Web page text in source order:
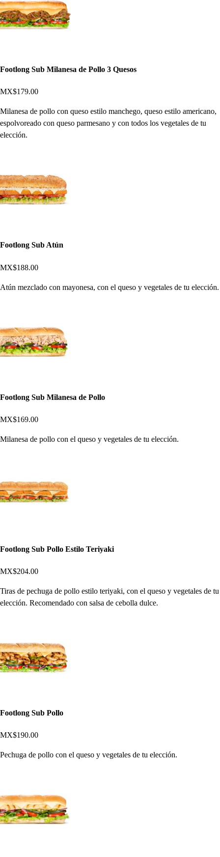
Footlong Sub Milanesa de Pollo 3 Quesos
MX$179.00
Milanesa de pollo con queso estilo manchego, queso estilo americano,
espolvoreado con queso parmesano y con todos los vegetales de tu
elección.
Footlong Sub Atún
MX$188.00
Atún mezclado con mayonesa, con el queso y vegetales de tu elección.
Footlong Sub Milanesa de Pollo
MX$169.00
Milanesa de pollo con el queso y vegetales de tu elección.
Footlong Sub Pollo Estilo Teriyaki
MX$204.00
Tiras de pechuga de pollo estilo teriyaki, con el queso y vegetales de tu
elección. Recomendado con salsa de cebolla dulce.
Footlong Sub Pollo
MX$190.00
Pechuga de pollo con el queso y vegetales de tu elección.